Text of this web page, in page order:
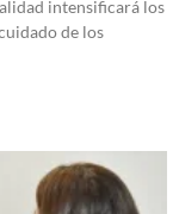
intensificará los
de los